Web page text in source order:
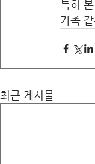
특히
가족
최근 게시물